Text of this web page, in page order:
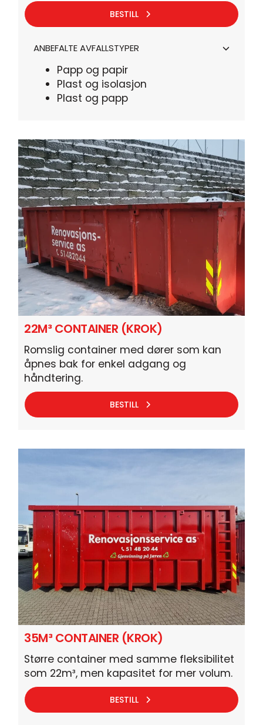
BESTILL
ANBEFALTE AVFALLSTYPER
Papp og papir
Plast og isolasjon
Plast og papp
22M³ CONTAINER (KROK)
Romslig container med dører som kan
åpnes bak for enkel adgang og
håndtering.
BESTILL
35M³ CONTAINER (KROK)
Større container med samme fleksibilitet
som 22m³, men kapasitet for mer volum.
BESTILL